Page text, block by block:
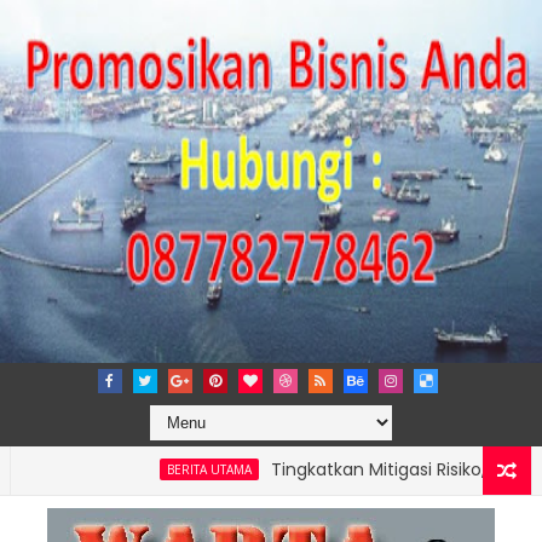
BERITA UTAMA
Tingkatkan Mitigasi Risiko, IPC TPK
KAPASITAS TPK NILAM MELALUI PENAMBAHAN E-RTG RAMAH